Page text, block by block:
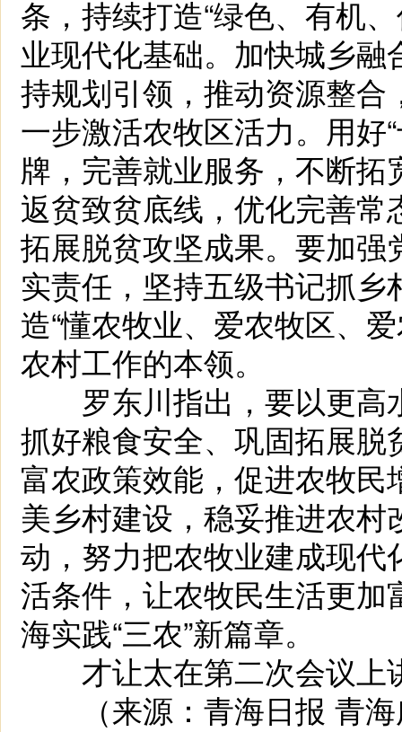
条，持续打造“绿色、有机
业现代化基础。加快城乡融
持规划引领，推动资源整
一步激活农牧区活力。用好
牌，完善就业服务，不断
返贫致贫底线，优化完善
拓展脱贫攻坚成果。要加强
实责任，坚持五级书记抓
造“懂农牧业、爱农牧区、
农村工作的本领。
罗东川指出，要以更高
抓好粮食安全、巩固拓展
富农政策效能，促进农牧
美乡村建设，稳妥推进农
动，努力把农牧业建成现
活条件，让农牧民生活更
海实践“三农”新篇章。
才让太在第二次会议上
（来源：青海日报 青海